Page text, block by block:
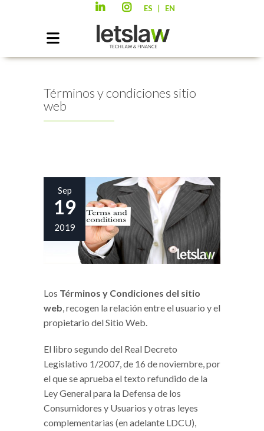
ES EN
Términos y condiciones sitio
web
Sep
19
2019
Los Términos y Condiciones del sitio
web, recogen la relación entre el usuario y el
propietario del Sitio Web.
El libro segundo del Real Decreto
Legislativo 1/2007, de 16 de noviembre, por
el que se aprueba el texto refundido de la
Ley General para la Defensa de los
Consumidores y Usuarios y otras leyes
complementarias (en adelante LDCU),